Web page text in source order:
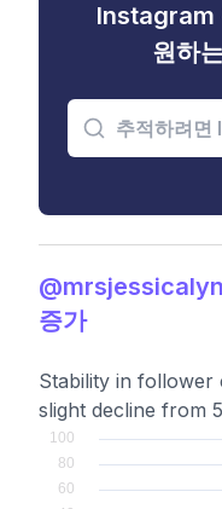
Instagram
원하
증가
Stability in follower
slight decline from